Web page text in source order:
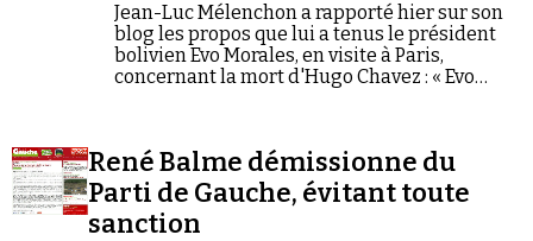
Jean-Luc Mélenchon a rapporté hier sur son
blog les propos que lui a tenus le président
bolivien Evo Morales, en visite à Paris,
concernant la mort d'Hugo Chavez : « Evo
René Balme démissionne du
Parti de Gauche, évitant toute
sanction